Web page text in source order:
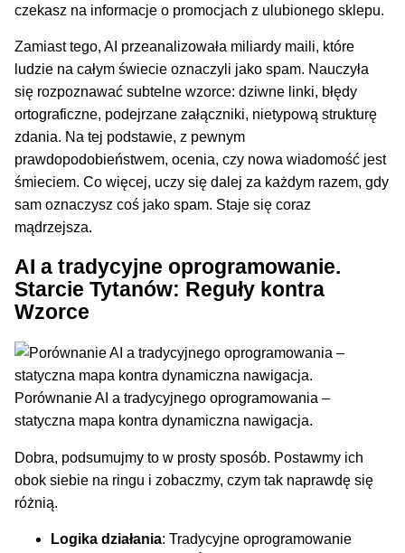
czekasz na informacje o promocjach z ulubionego sklepu.
Zamiast tego, AI przeanalizowała miliardy maili, które
ludzie na całym świecie oznaczyli jako spam. Nauczyła
się rozpoznawać subtelne wzorce: dziwne linki, błędy
ortograficzne, podejrzane załączniki, nietypową strukturę
zdania. Na tej podstawie, z pewnym
prawdopodobieństwem, ocenia, czy nowa wiadomość jest
śmieciem. Co więcej, uczy się dalej za każdym razem, gdy
sam oznaczysz coś jako spam. Staje się coraz
mądrzejsza.
AI a tradycyjne oprogramowanie.
Starcie Tytanów: Reguły kontra
Wzorce
Porównanie AI a tradycyjnego oprogramowania –
statyczna mapa kontra dynamiczna nawigacja.
Dobra, podsumujmy to w prosty sposób. Postawmy ich
obok siebie na ringu i zobaczmy, czym tak naprawdę się
różnią.
Logika działania: Tradycyjne oprogramowanie